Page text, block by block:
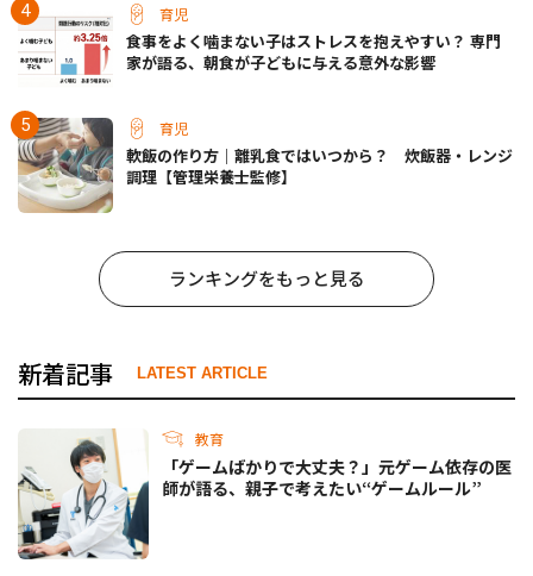
育児
食事をよく噛まない子はストレスを抱えやすい？ 専門
家が語る、朝食が子どもに与える意外な影響
育児
軟飯の作り方｜離乳食ではいつから？ 炊飯器・レンジ
調理【管理栄養士監修】
ランキングをもっと見る
新着記事 LATEST ARTICLE
教育
「ゲームばかりで大丈夫？」元ゲーム依存の医
師が語る、親子で考えたい“ゲームルール”